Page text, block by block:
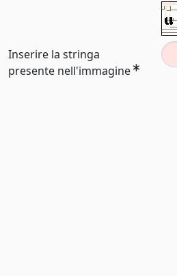
Inserire la stringa
presente nell'immagine